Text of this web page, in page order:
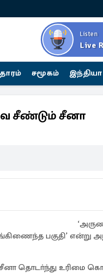
Listen
Live
சமூகம் இந்தியா
சீண்டும் சீனா
பகுதி’ என்று
தொடா்ந்து உரிமை